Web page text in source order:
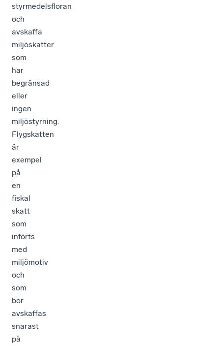
styrmedelsfloran
och
avskaffa
miljöskatter
som
har
begränsad
eller
ingen
miljöstyrning.
Flygskatten
är
exempel
på
en
fiskal
skatt
som
införts
med
miljömotiv
och
som
bör
avskaffas
snarast
på